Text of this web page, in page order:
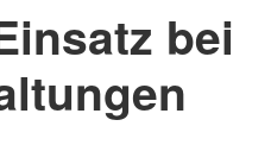
bei